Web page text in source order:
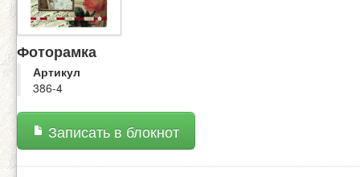
Фоторамка
Артикул
386-4
Записать в блокнот